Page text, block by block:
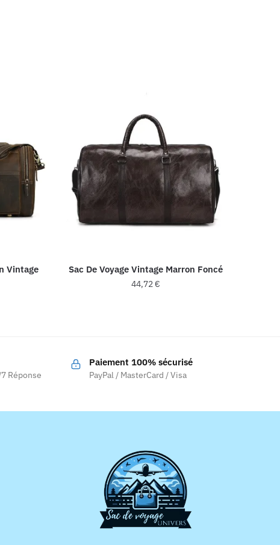
Vintage Sac De Voyage Vintage Marron Foncé
44,72€
Réponse
Paiement 100% sécurisé
PayPal / MasterCard / Visa